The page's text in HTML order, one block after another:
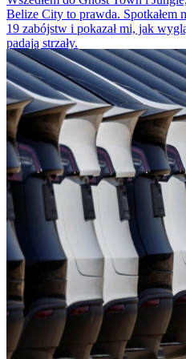
Belize City to prawda. Spotkałem
19 zabójstw i pokazał mi, jak
padają strzały.